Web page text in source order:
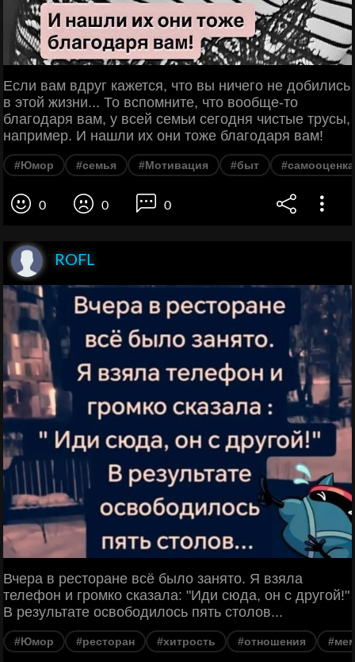
Если вам вдруг кажется, что вы ничего не добились
в этой жизни... То вспомните, что вообще-то
благодаря вам, у всей семьи сегодня чистые трусы,
например. И нашли их они тоже благодаря вам!
#Юмор #семья #Мотивация #быт #самооценка
0 0 0
ROFL
Вчера в ресторане всё было занято. Я взяла
телефон и громко сказала: "Иди сюда, он с другой!"
В результате освободилось пять столов...
#Юмор #ресторан #хитрость #отношения